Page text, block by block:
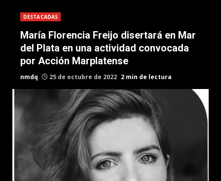
DESTACADAS
María Florencia Freijo disertará en Mar
del Plata en una actividad convocada
por Acción Marplatense
nmdq 25 de octubre de 2022 2 min de lectura